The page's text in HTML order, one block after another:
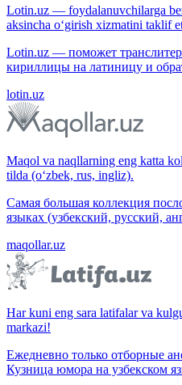
Lotin.uz — foydalanuvchilarga
aksincha o‘girish xizmatini taklif
Lotin.uz — поможет
кириллицы на латиницу и
lotin.uz
Maqol va naqllarning eng katta
tilda (o‘zbek, rus, ingliz).
Самая большая коллекция
языках (узбекский, русский,
maqollar.uz
Har kuni eng sara latifalar va
markazi!
Ежедневно только отборные
Кузница юмора на узбекском